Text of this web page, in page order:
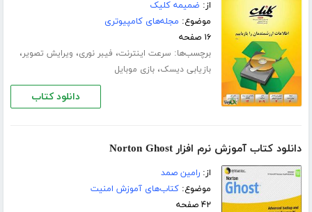
از: ضمیمه کلیک
موضوع: مجله‌های کامپیوتری
۱۶ صفحه
برچسب‌ها: سرعت اینترنت، فیبر نوری، ویرایش تصویر،
بازیابی دیسک،بازی موبایل
دانلود کتاب
دانلود کتاب آموزش نرم افزار Norton Ghost
از:رامین صمد
موضوع:کتاب‌های آموزش امنیت
۴۲ صفحه